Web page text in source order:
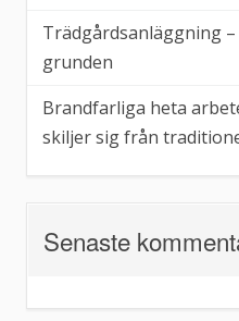
Trädgårdsanläggning
grunden
Brandfarliga heta
skiljer sig från
Senaste